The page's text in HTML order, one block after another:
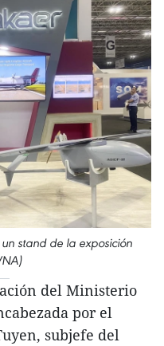
stand de la exposición
del Ministerio
por el
subjefe del